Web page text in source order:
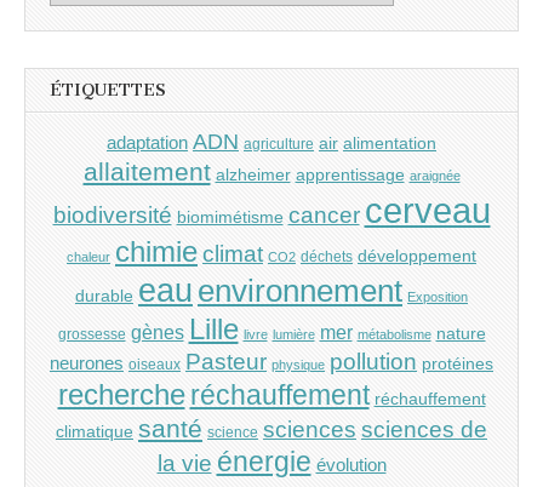
ÉTIQUETTES
adaptation ADN agriculture air alimentation
allaitement alzheimer apprentissage araignée
biodiversité biomimétisme cancer cerveau
chaleur chimieclimat CO2 déchets développement
durable eau environnement Exposition
grossesse gènes Lille livre lumière mer métabolisme nature
neurones oiseaux Pasteur physique pollution protéines
recherche réchauffement réchauffement
climatique santé science sciences sciences de
la vie énergie évolution